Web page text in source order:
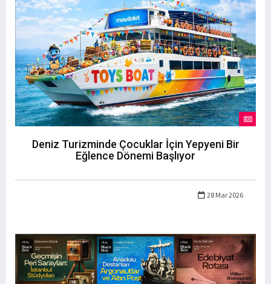
Deniz Turizminde Çocuklar İçin Yepyeni Bir
Eğlence Dönemi Başlıyor
28 Mar 2026